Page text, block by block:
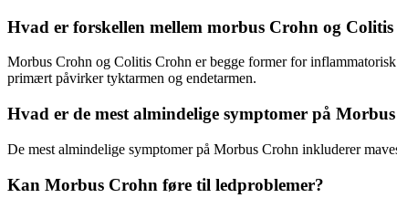
Hvad er forskellen mellem morbus Crohn og
Morbus Crohn og Colitis Crohn er begge former for
primært påvirker tyktarmen og endetarmen.
Hvad er de mest almindelige symptomer på
De mest almindelige symptomer på Morbus Crohn inkluderer
Kan Morbus Crohn føre til ledproblemer?